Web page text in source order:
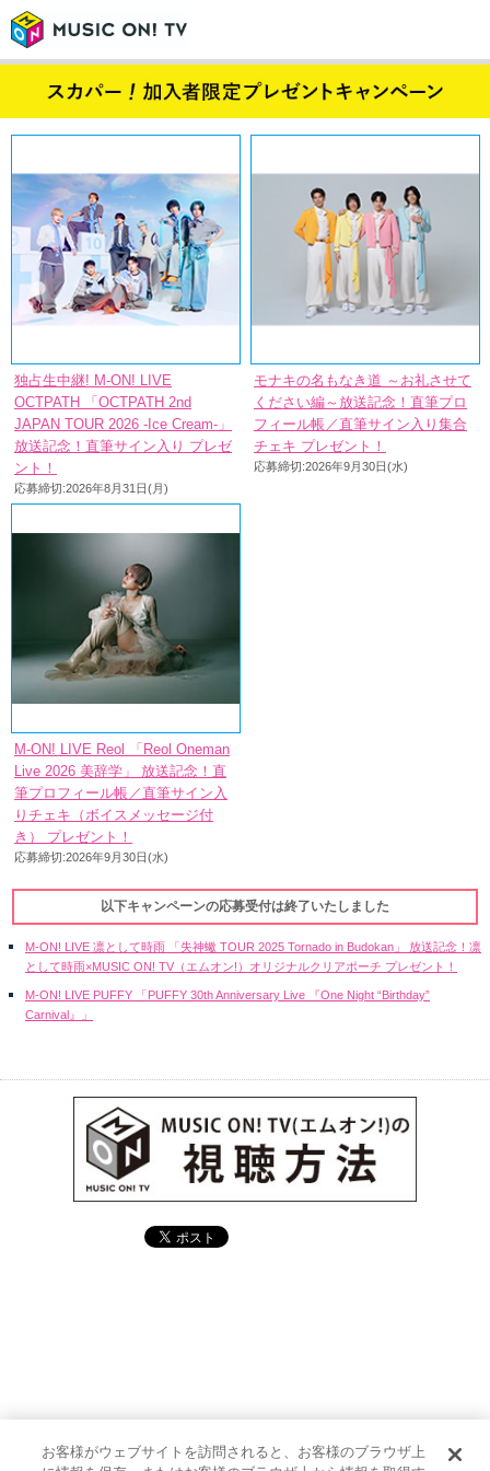
独占生中継! M-ON! LIVE
OCTPATH 「OCTPATH 2nd
JAPAN TOUR 2026 -Ice Cream-」
放送記念！直筆サイン入り プレゼ
ント！
応募締切:2026年8月31日(月)
モナキの名もなき道 ～お礼させて
ください編～放送記念！直筆プロ
フィール帳／直筆サイン入り集合
チェキ プレゼント！
応募締切:2026年9月30日(水)
M-ON! LIVE Reol 「Reol Oneman
Live 2026 美辞学」 放送記念！直
筆プロフィール帳／直筆サイン入
りチェキ（ボイスメッセージ付
き） プレゼント！
応募締切:2026年9月30日(水)
以下キャンペーンの応募受付は終了いたしました
M-ON! LIVE 凛として時雨 「失神蠍 TOUR 2025 Tornado in Budokan」 放送記念！凛
として時雨×MUSIC ON! TV（エムオン!）オリジナルクリアポーチ プレゼント！
M-ON! LIVE PUFFY 「PUFFY 30th Anniversary Live 『One Night “Birthday”
Carnival』」
お客様がウェブサイトを訪問されると、お客様のブラウザ上